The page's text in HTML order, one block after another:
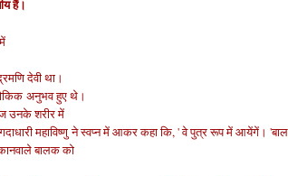
हैं।
देवी था।
अनुभव हुए थे।
उनके शरीर में
महाविष्णु ने स्वप्न में आकर कहा कि, ' वे पुत्र रूप में आयेंगें।
बालक को